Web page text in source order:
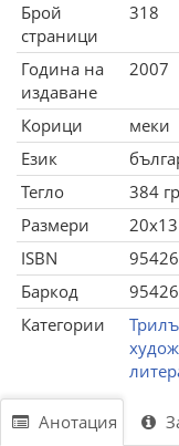
Брой
страници
318
Година на
издаване
2007
Корици
меки
Език
Тегло
384
Размери
20x13
ISBN
Баркод
Категории
Анотация